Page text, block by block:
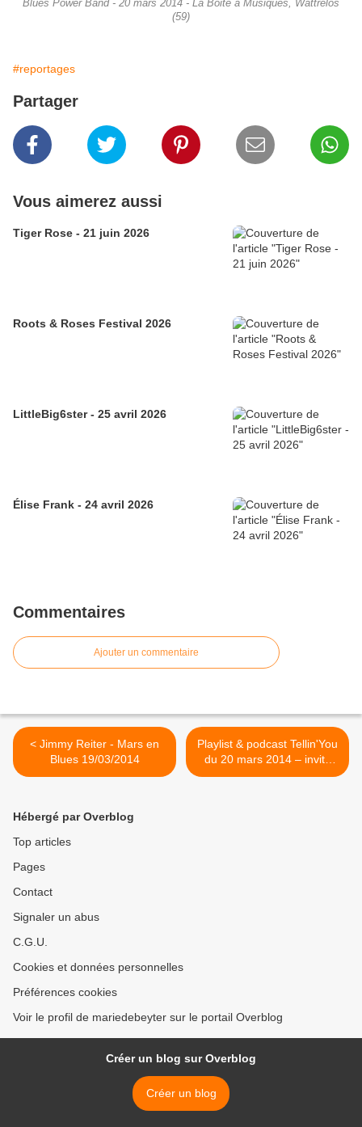
Blues Power Band - 20 mars 2014 - La Boite à Musiques, Wattrelos
(59)
#reportages
Partager
Vous aimerez aussi
Tiger Rose - 21 juin 2026
Roots & Roses Festival 2026
LittleBig6ster - 25 avril 2026
Élise Frank - 24 avril 2026
Commentaires
Ajouter un commentaire
< Jimmy Reiter - Mars en
Blues 19/03/2014
Playlist & podcast Tellin'You
du 20 mars 2014 – invité
"Blues Power Band" -
Hébergé par Overblog
Top articles
Pages
Contact
Signaler un abus
C.G.U.
Cookies et données personnelles
Préférences cookies
Voir le profil de mariedebeyter sur le portail Overblog
Créer un blog sur Overblog
Créer un blog